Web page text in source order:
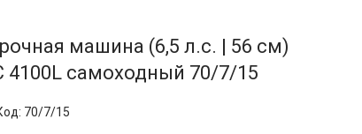
машина (6,5 л.с. | 56 см)
4100L самоходный 70/7/15
70/7/15